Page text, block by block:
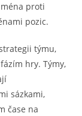
proti
pozic.
týmu,
hry. Týmy,
sázkami,
čase na